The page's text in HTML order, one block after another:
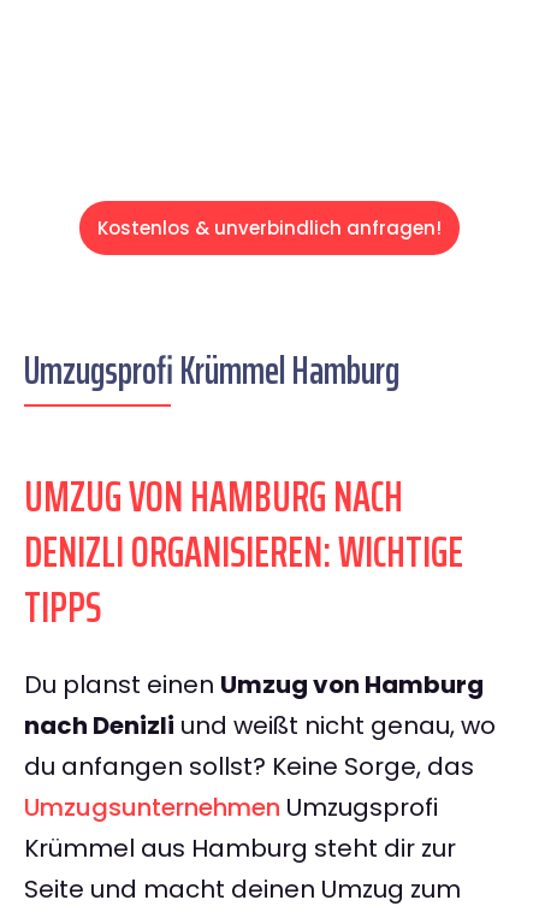
Kostenlos & unverbindlich anfragen!
Umzugsprofi Krümmel Hamburg
UMZUG VON HAMBURG NACH
DENIZLI ORGANISIEREN: WICHTIGE
TIPPS
Du planst einen Umzug von Hamburg
nach Denizli und weißt nicht genau, wo
du anfangen sollst? Keine Sorge, das
Umzugsunternehmen Umzugsprofi
Krümmel aus Hamburg steht dir zur
Seite und macht deinen Umzug zum